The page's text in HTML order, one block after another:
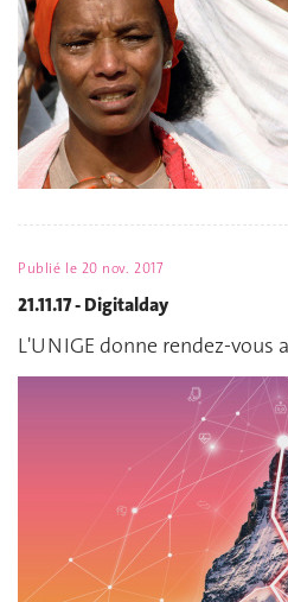
Publié le 20 nov. 2017
21.11.17 - Digitalday
L'UNIGE donne rendez-vous